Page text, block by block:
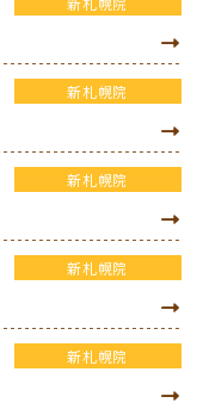
新札幌院
新札幌院
新札幌院
新札幌院